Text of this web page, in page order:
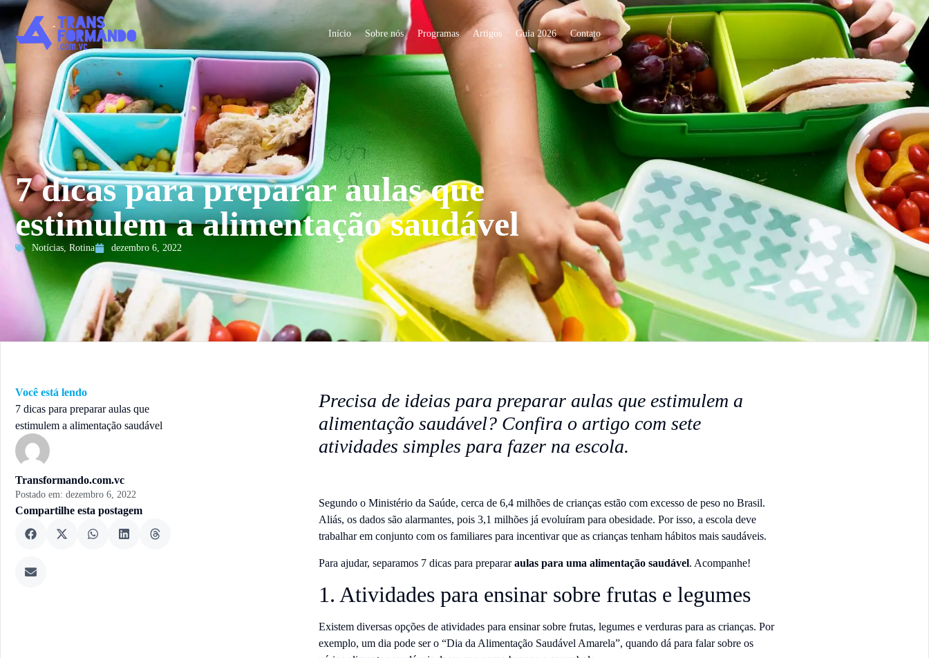
Início Sobre nós Programas Artigos Guia 2026 Contato
7 dicas para preparar aulas que
estimulem a alimentação saudável
Notícias, Rotina dezembro 6, 2022
Você está lendo
7 dicas para preparar aulas que
estimulem a alimentação saudável
Transformando.com.vc
Postado em: dezembro 6, 2022
Compartilhe esta postagem
Precisa de ideias para preparar aulas que estimulem a
alimentação saudável? Confira o artigo com sete
atividades simples para fazer na escola.
Segundo o Ministério da Saúde, cerca de 6,4 milhões de crianças estão com excesso de peso no Brasil.
Aliás, os dados são alarmantes, pois 3,1 milhões já evoluíram para obesidade. Por isso, a escola deve
trabalhar em conjunto com os familiares para incentivar que as crianças tenham hábitos mais saudáveis.
Para ajudar, separamos 7 dicas para prepararaulas para uma alimentação saudável. Acompanhe!
1. Atividades para ensinar sobre frutas e legumes
Existem diversas opções de atividades para ensinar sobre frutas, legumes e verduras para as crianças. Por
exemplo, um dia pode ser o “Dia da Alimentação Saudável Amarela”, quando dá para falar sobre os